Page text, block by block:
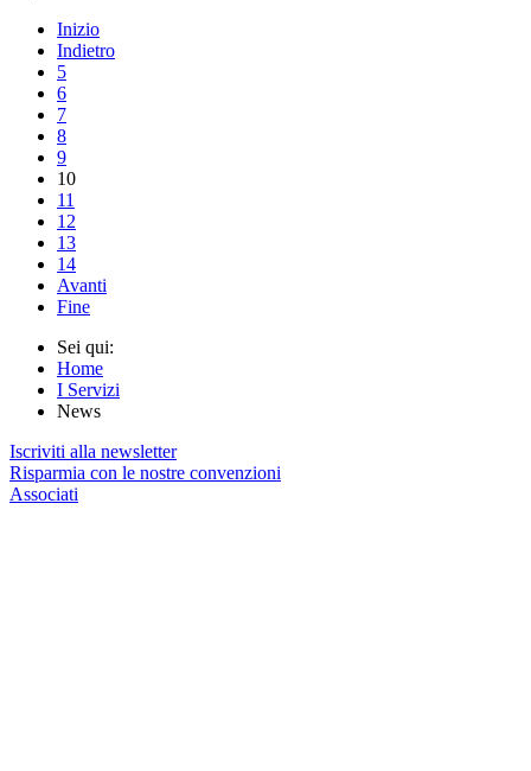
Inizio
Indietro
5
6
7
8
9
10
11
12
13
14
Avanti
Fine
Sei qui:
Home
I Servizi
News
Iscriviti alla newsletter
Risparmia con le nostre convenzioni
Associati